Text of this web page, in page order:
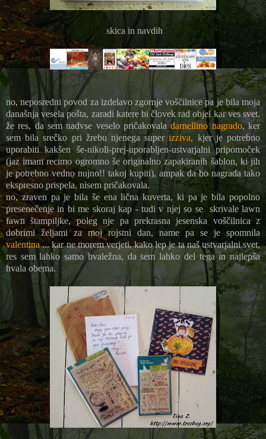
skica in navdih
no, neposredni povod za izdelavo zgornje voščilnice pa je bila moja
današnja vesela pošta, zaradi katere bi človek rad objel kar ves svet.
že res, da sem nadvse veselo pričakovaladarnellino nagrado, ker
sem bila srečko pri žrebu njenega superizziva, kjer je potrebno
uporabiti kakšen še-nikoli-prej-uporabljen-ustvarjalni pripomoček
(jaz imam recimo ogromno še originalno zapakiranih šablon, ki jih
je potrebno vedno nujno!! takoj kupiti), ampak da bo nagrada tako
ekspresno prispela, nisem pričakovala.
no, zraven pa je bila še ena lična kuverta, ki pa je bila popolno
presenečenje in bi me skoraj kap - tudi v njej so se skrivale lawn
fawn štampiljke, poleg nje pa prekrasna jesenska voščilnica z
dobrimi željami za moj rojstni dan, name pa se je spomnila
valentina... kar ne morem verjeti, kako lep je ta naš ustvarjalni svet,
res sem lahko samo hvaležna, da sem lahko del tega in najlepša
hvala obema.